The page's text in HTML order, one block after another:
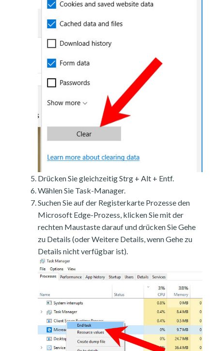
Drücken Sie gleichzeitig Strg + Alt + Entf.
Wählen Sie Task-Manager.
Suchen Sie auf der Registerkarte Prozesse den
Microsoft Edge-Prozess, klicken Sie mit der
rechten Maustaste darauf und drücken Sie Gehe
zu Details (oder Weitere Details, wenn Gehe zu
Details nicht verfügbar ist).